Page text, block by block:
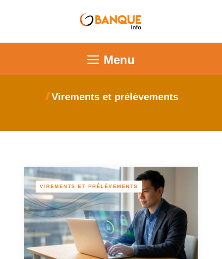
Menu
Virements et prélèvements
VIREMENTS ET PRÉLÈVEMENTS